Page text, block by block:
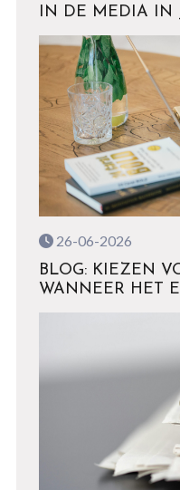
IN DE MEDIA IN
26-06-2026
BLOG: KIEZEN
WANNEER HET